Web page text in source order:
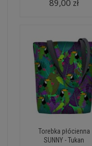
89,00 zł
Torebka płócienna
SUNNY - Tukan